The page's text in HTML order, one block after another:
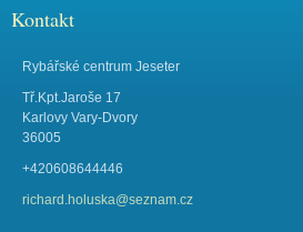
Kontakt
Rybářské centrum Jeseter
Tř.Kpt.Jaroše 17
Karlovy Vary-Dvory
36005
+420608644446
richard.holuska@seznam.cz